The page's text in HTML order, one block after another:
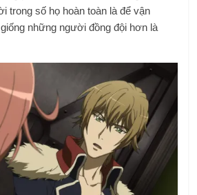
trong số họ hoàn toàn là để vận
những người đồng đội hơn là